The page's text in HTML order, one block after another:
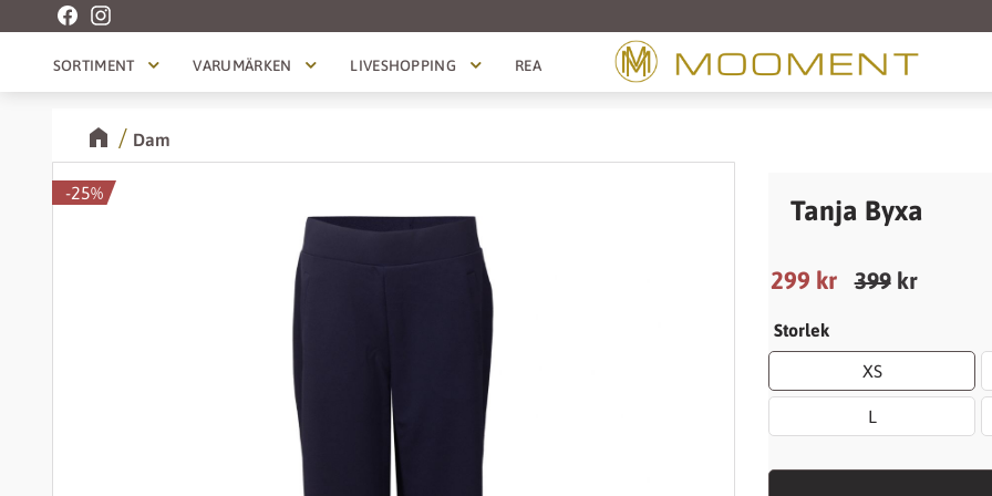
SORTIMENT VARUMÄRKEN LIVESHOPPING REA
Dam
Tanja Byxa
25%
Nedsatt pris:
299 kr Ordinarie pris:
399kr
Storlek
XS
L